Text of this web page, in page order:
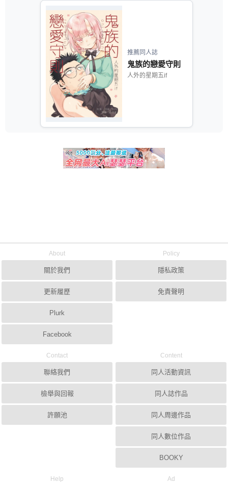
推薦同人誌
鬼族的戀愛守則
人外的星期五if
About
關於我們
更新履歷
Plurk
Facebook
Policy
隱私政策
免責聲明
Contact
聯絡我們
檢舉與回報
許願池
Content
同人活動資訊
同人誌作品
同人周邊作品
同人數位作品
BOOKY
Help Ad